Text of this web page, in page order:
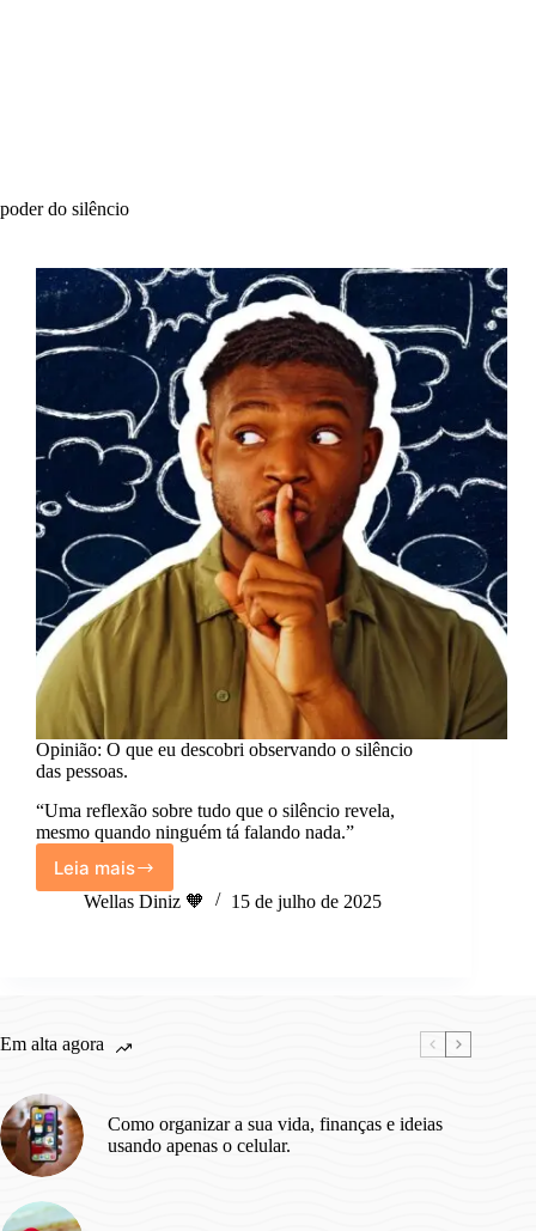
poder do silêncio
Opinião: O que eu descobri observando o silêncio
das pessoas.
“Uma reflexão sobre tudo que o silêncio revela,
mesmo quando ninguém tá falando nada.”
Leia maisOpinião:
O
das
Wellas Diniz 🧡 15 de julho de 2025
Em alta agora
Como organizar a sua vida, finanças e ideias
usando apenas o celular.